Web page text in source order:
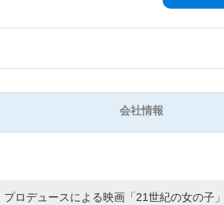
会社情報
ロデュースによる映画「21世紀の女の子